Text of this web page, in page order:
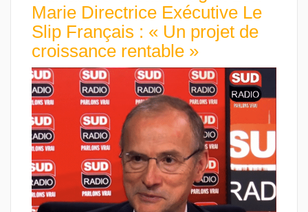
Marie Directrice Exécutive Le
Slip Français : « Un projet de
croissance rentable »